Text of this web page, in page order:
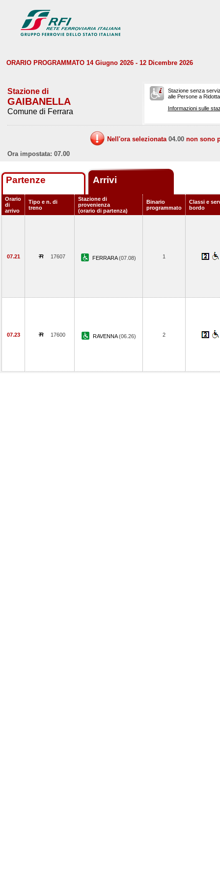
ORARIO PROGRAMMATO 14 Giugno 2026 - 12 Dicembre 2026
Stazione di
GAIBANELLA
Comune di Ferrara
Stazione senza
alle Persone a
Informazioni sulle
Nell'ora selezionata 04.00 non sono
Ora impostata: 07.00
Partenze Arrivi
Orario
di
arrivo
Tipo e n. di
treno
Stazione di
provenienza
(orario di partenza)
Binario
programmato
Classi e
bordo
07.21 17607 FERRARA(07.08) 1
07.23 17600 RAVENNA(06.26) 2